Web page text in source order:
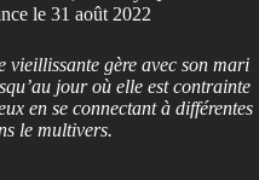
le 31 août 2022
vieillissante gère avec son mari
jour où elle est contrainte
en se connectant à différentes
le multivers.